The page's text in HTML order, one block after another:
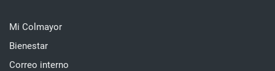
Mi Colmayor
Bienestar
Correo interno